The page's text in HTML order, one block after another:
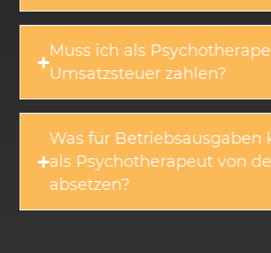
Muss ich als
Umsatzsteuer zahlen?
Was für Betriebsausgaben
als Psychotherapeut von
absetzen?